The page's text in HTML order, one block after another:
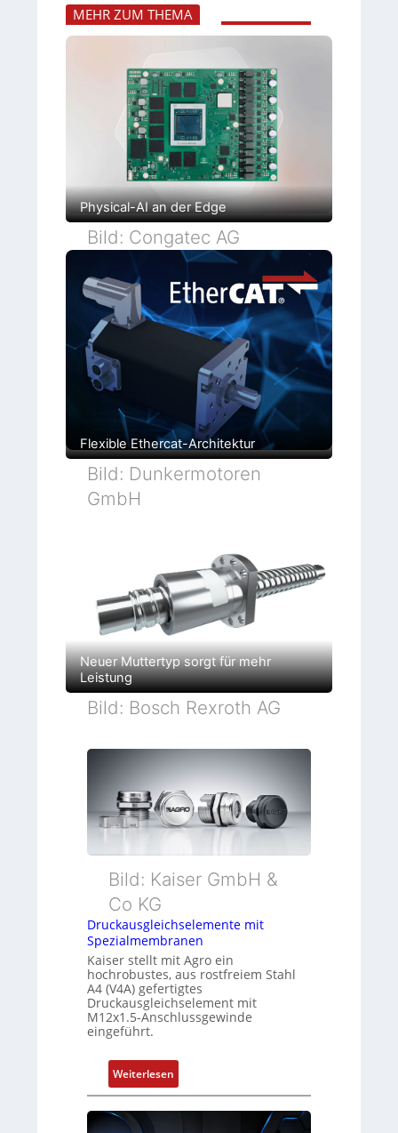
MEHR ZUM THEMA
Physical-AI an der Edge
Bild: Congatec AG
Flexible Ethercat-Architektur
Bild: Dunkermotoren
GmbH
Neuer Muttertyp sorgt für mehr
Leistung
Bild: Bosch Rexroth AG
Bild: Kaiser GmbH &
Co KG
Druckausgleichselemente mit
Spezialmembranen
Kaiser stellt mit Agro ein
hochrobustes, aus rostfreiem Stahl
A4 (V4A) gefertigtes
Druckausgleichselement mit
M12x1.5-Anschlussgewinde
eingeführt.
Weiterlesen
D
r